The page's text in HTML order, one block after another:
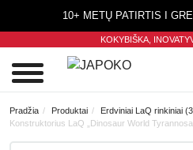
10+ METŲ PATIRTIS I
KOKYBIŠKA,
Pradžia Produktai
Erdviniai LaQ rinkiniai
Konstruktorius LaQ „Dinosaur World